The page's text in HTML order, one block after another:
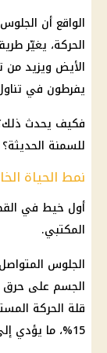
الواقع أن
الحركة، يغيّر
الأيض ويزيد من
يفرطون في
فكيف يحدث ذلك؟
للسمنة الحديثة؟
نمط الحياة
أول خيط في
المكتبي.
الجسم على حرق
قلة الحركة
15%، ما يؤدي إلى تراكم الدهون، خاصة في منطقة البطن.